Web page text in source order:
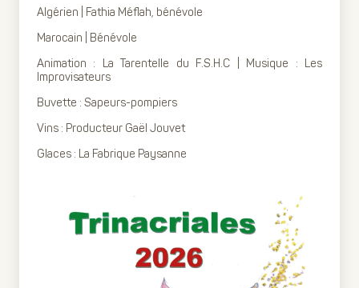
Algérien | Fathia Méflah, bénévole
Marocain | Bénévole
Animation : La Tarentelle du F.S.H.C | Musique : Les
Improvisateurs
Buvette : Sapeurs-pompiers
Vins : Producteur Gaël Jouvet
Glaces : La Fabrique Paysanne